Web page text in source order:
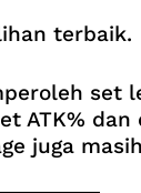
terbaik.
set
ATK% dan
juga